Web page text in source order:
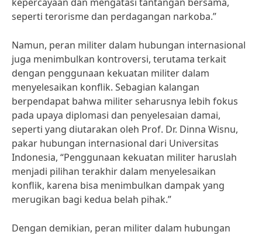
seperti terorisme dan perdagangan narkoba.”
Namun, peran militer dalam hubungan internasional
juga menimbulkan kontroversi, terutama terkait
dengan penggunaan kekuatan militer dalam
menyelesaikan konflik. Sebagian kalangan
berpendapat bahwa militer seharusnya lebih fokus
pada upaya diplomasi dan penyelesaian damai,
seperti yang diutarakan oleh Prof. Dr. Dinna Wisnu,
pakar hubungan internasional dari Universitas
Indonesia, “Penggunaan kekuatan militer haruslah
menjadi pilihan terakhir dalam menyelesaikan
konflik, karena bisa menimbulkan dampak yang
merugikan bagi kedua belah pihak.”
Dengan demikian, peran militer dalam hubungan